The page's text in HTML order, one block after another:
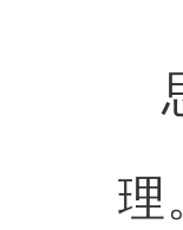
理